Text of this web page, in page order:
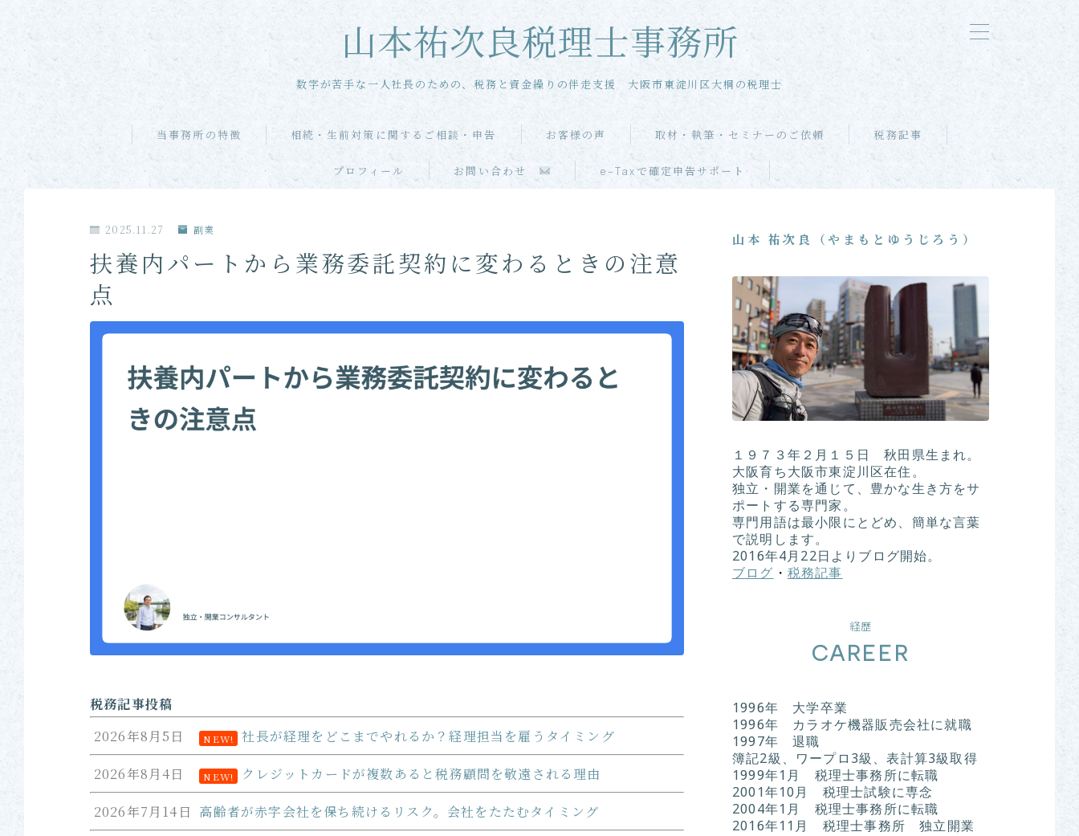
山本祐次良税理士事務所
数字が苦手な一人社長のための、税務と資金繰りの伴走支援 大阪市東淀川区大桐の税理士
当事務所の特徴 相続・生前対策に関するご相談・申告 お客様の声 取材・執筆・セミナーのご依頼 税務記事
プロフィール お問い合わせ e-Taxで確定申告サポート
単発・スポット申告
2025.11.27 副業
扶養内パートから業務委託契約に変わるときの注意
点
税務記事投稿
2026年8月5日
NEW! 社長が経理をどこまでやれるか？経理担当を雇うタイミング
2026年8月4日 NEW! クレジットカードが複数あると税務顧問を敬遠される理由
2026年7月14日 高齢者が赤字会社を保ち続けるリスク。会社をたたむタイミング
山本 祐次良（やまもとゆうじろう）
１９７３年２月１５日 秋田県生まれ。
大阪育ち大阪市東淀川区在住。
独立・開業を通じて、豊かな生き方をサ
ポートする専門家。
専門用語は最小限にとどめ、簡単な言葉
で説明します。
2016年4月22日よりブログ開始。
ブログ ・ 税務記事
経歴
CAREER
1996年 大学卒業
1996年 カラオケ機器販売会社に就職
1997年 退職
簿記2級、ワープロ3級、表計算3級取得
1999年1月 税理士事務所に転職
2001年10月 税理士試験に専念
2004年1月 税理士事務所に転職
2016年11月 税理士事務所 独立開業